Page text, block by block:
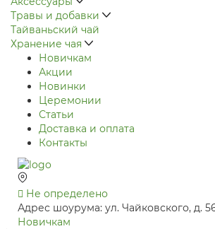
Травы и добавки
Тайваньский чай
Хранение чая
Новичкам
Акции
Новинки
Церемонии
Статьи
Доставка и оплата
Контакты
Не определено
Адрес шоурума: ул. Чайковского, д.
Новичкам